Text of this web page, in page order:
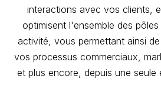
interactions avec vos clients,
optimisent l'ensemble des
activité, vous permettant ainsi
vos processus commerciaux,
et plus encore, depuis une seule